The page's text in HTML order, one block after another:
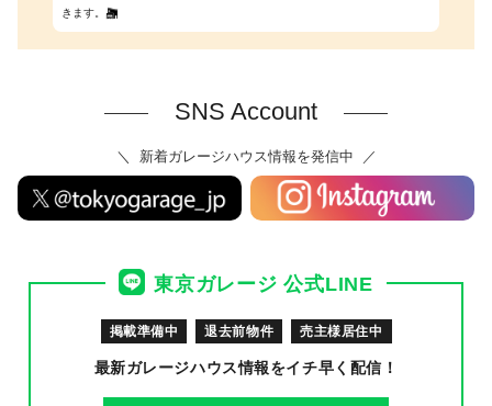
きます。
SNS Account
新着ガレージハウス情報を発信中
東京ガレージ 公式LINE
掲載準備中 退去前物件 売主様居住中
最新ガレージハウス情報をイチ早く配信！